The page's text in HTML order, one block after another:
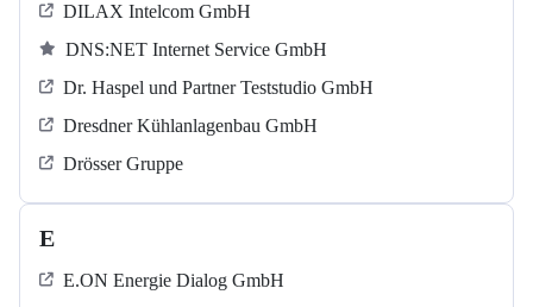
DILAX Intelcom GmbH
DNS:NET Internet Service GmbH
Dr. Haspel und Partner Teststudio GmbH
Dresdner Kühlanlagenbau GmbH
Drösser Gruppe
E
E.ON Energie Dialog GmbH